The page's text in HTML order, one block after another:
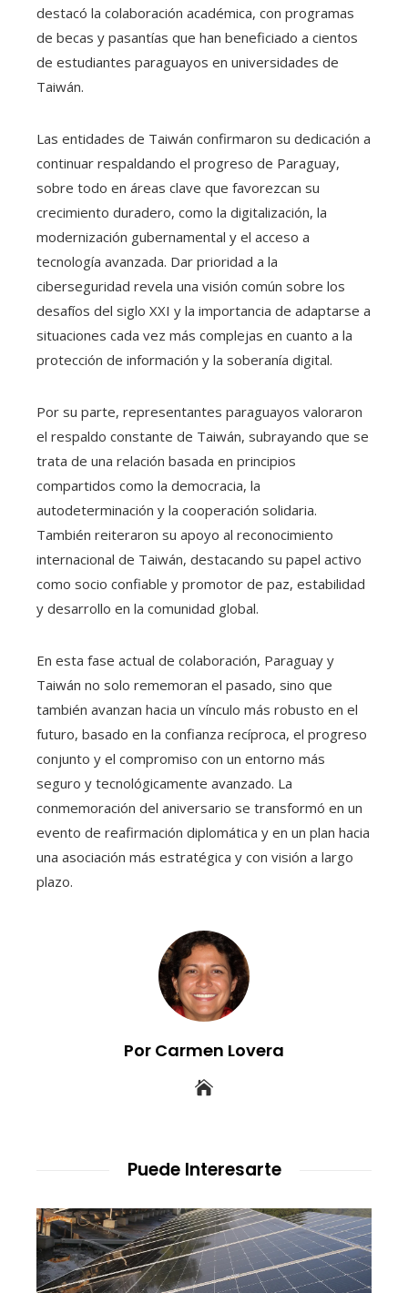
destacó la colaboración académica, con programas
de becas y pasantías que han beneficiado a cientos
de estudiantes paraguayos en universidades de
Taiwán.
Las entidades de Taiwán confirmaron su dedicación a
continuar respaldando el progreso de Paraguay,
sobre todo en áreas clave que favorezcan su
crecimiento duradero, como la digitalización, la
modernización gubernamental y el acceso a
tecnología avanzada. Dar prioridad a la
ciberseguridad revela una visión común sobre los
desafíos del siglo XXI y la importancia de adaptarse a
situaciones cada vez más complejas en cuanto a la
protección de información y la soberanía digital.
Por su parte, representantes paraguayos valoraron
el respaldo constante de Taiwán, subrayando que se
trata de una relación basada en principios
compartidos como la democracia, la
autodeterminación y la cooperación solidaria.
También reiteraron su apoyo al reconocimiento
internacional de Taiwán, destacando su papel activo
como socio confiable y promotor de paz, estabilidad
y desarrollo en la comunidad global.
En esta fase actual de colaboración, Paraguay y
Taiwán no solo rememoran el pasado, sino que
también avanzan hacia un vínculo más robusto en el
futuro, basado en la confianza recíproca, el progreso
conjunto y el compromiso con un entorno más
seguro y tecnológicamente avanzado. La
conmemoración del aniversario se transformó en un
evento de reafirmación diplomática y en un plan hacia
una asociación más estratégica y con visión a largo
plazo.
Por Carmen Lovera
Puede Interesarte